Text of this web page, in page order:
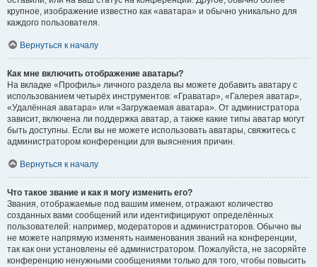
крупное, изображение известно как «аватара» и обычно уникально для
каждого пользователя.
Вернуться к началу
Как мне включить отображение аватары?
На вкладке «Профиль» личного раздела вы можете добавить аватару с
использованием четырёх инструментов: «Граватар», «Галерея аватар»,
«Удалённая аватара» или «Загружаемая аватара». От администратора
зависит, включена ли поддержка аватар, а также какие типы аватар могут
быть доступны. Если вы не можете использовать аватары, свяжитесь с
администратором конференции для выяснения причин.
Вернуться к началу
Что такое звание и как я могу изменить его?
Звания, отображаемые под вашим именем, отражают количество
созданных вами сообщений или идентифицируют определённых
пользователей: например, модераторов и администраторов. Обычно вы
не можете напрямую изменять наименования званий на конференции,
так как они установлены её администратором. Пожалуйста, не засоряйте
конференцию ненужными сообщениями только для того, чтобы повысить